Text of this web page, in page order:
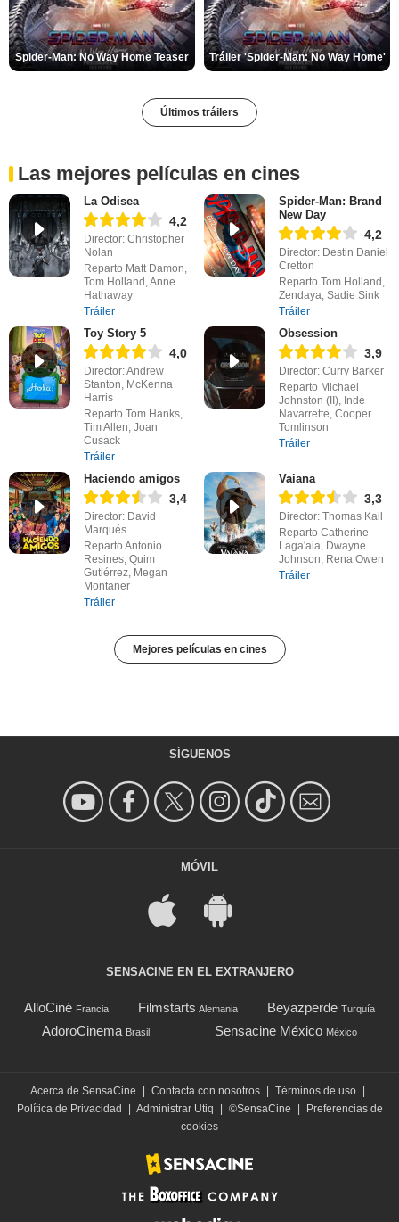
Spider-Man: No Way Home Teaser Tráiler 'Spider-Man: No Way Home'
Últimos tráilers
Las mejores películas en cines
La Odisea
4,2
Director: Christopher
Nolan
Reparto Matt Damon,
Tom Holland, Anne
Hathaway
Tráiler
Spider-Man: Brand
New Day
4,2
Director: Destin Daniel
Cretton
Reparto Tom Holland,
Zendaya, Sadie Sink
Tráiler
Toy Story 5
4,0
Director: Andrew
Stanton, McKenna
Harris
Reparto Tom Hanks,
Tim Allen, Joan
Cusack
Tráiler
Obsession
3,9
Director: Curry Barker
Reparto Michael
Johnston (II), Inde
Navarrette, Cooper
Tomlinson
Tráiler
Haciendo amigos
3,4
Director: David
Marqués
Reparto Antonio
Resines, Quim
Gutiérrez, Megan
Montaner
Tráiler
Vaiana
3,3
Director: Thomas Kail
Reparto Catherine
Laga'aia, Dwayne
Johnson, Rena Owen
Tráiler
Mejores películas en cines
SÍGUENOS
MÓVIL
SENSACINE EN EL EXTRANJERO
AlloCiné Francia Filmstarts Alemania Beyazperde Turquía
AdoroCinema Brasil Sensacine México México
Acerca de SensaCine | Contacta con nosotros | Términos de uso |
Política de Privacidad
| Administrar Utiq | ©SensaCine |
Preferencias de
cookies